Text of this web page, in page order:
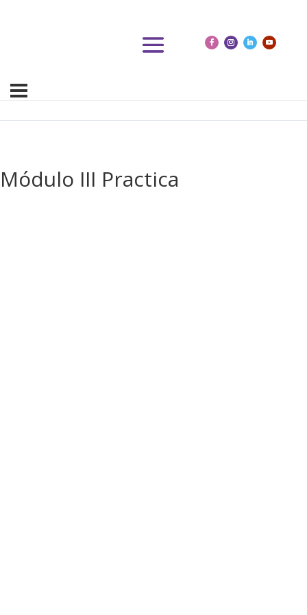
Módulo III Practica